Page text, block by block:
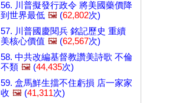
56. 川普擬發行政令 將美國藥價降
到世界最低 🖼️ (62,802次)
57. 川普國慶閱兵 銘記歷史 重續
美核心價值 🖼️ (62,567次)
58. 中共改編基督教讚美詩歌 不倫
不類 🖼️ (44,435次)
59. 盒馬鮮生擋不住虧損 店一家家
收 🖼️ (41,311次)